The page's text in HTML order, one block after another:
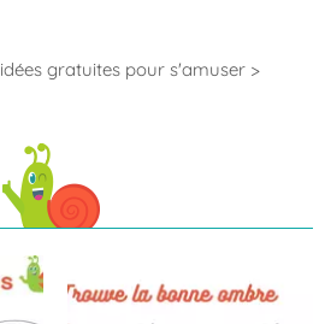
gratuites pour s'amuser >